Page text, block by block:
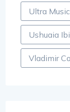
Ultra
Ushuaia
Vladimir